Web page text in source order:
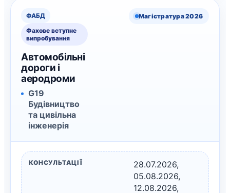
ФАБД
Фахове вступне
випробування
Автомобільні
дороги і
аеродроми
G19
Будівництво
та цивільна
інженерія
Магістратура 2026
КОНСУЛЬТАЦІЇ
28.07.2026,
05.08.2026,
12.08.2026,